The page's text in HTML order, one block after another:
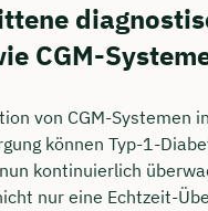
CGM-
von CGM-Systemen
können Typ-1-
kontinuierlich
nur eine Echtzeit-